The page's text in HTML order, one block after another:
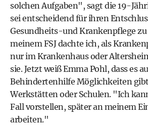
solchen Aufgaben", sagt die 19-
sei entscheidend für ihren
Gesundheits-und Krankenpflege
meinem FSJ dachte ich, als
nur im Krankenhaus oder
sie. Jetzt weiß Emma Pohl, dass es
Behindertenhilfe Möglichkeiten
Werkstätten oder Schulen. "Ich
Fall vorstellen, später an meinem
arbeiten."